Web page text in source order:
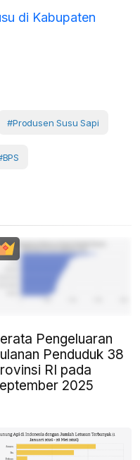
di Kabupaten
#produsen Susu Sapi
Pengeluaran
Penduduk 38
RI pada
2025